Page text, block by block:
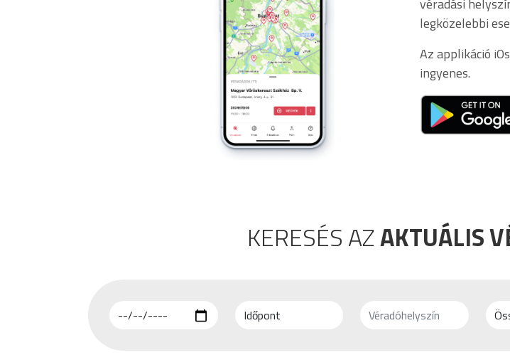
véradási
legközelebbi
Az applikáció
ingyenes.
KERESÉS AZAKTUÁLIS